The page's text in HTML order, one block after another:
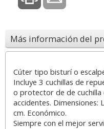
Más información del
Cúter tipo bisturí o
Incluye 3 cuchillas de
o protector de de
accidentes. Dimensiones:
cm. Económico.
Siempre con el mejor